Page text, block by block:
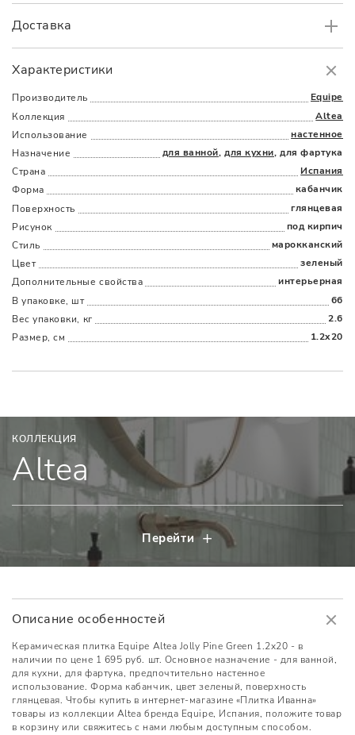
Характеристики
Производитель
Equipe
Коллекция
Altea
Использование
настенное
Назначение
для ванной,для кухни, для фартука
Страна
Испания
Форма
кабанчик
Поверхность
глянцевая
Рисунок
под кирпич
Стиль
марокканский
Цвет
зеленый
Дополнительные cвойства
интерьерная
В упаковке, шт
66
Вес упаковки, кг
2.6
Размер, см
1.2x20
Доставка
Доставка
НаличымиКартойПо счетуДолями
КОЛЛЕКЦИЯ
Altea
Перейти
Описание особенностей
Керамическая плитка Equipe Altea Jolly Pine Green 1.2x20 - в
наличии по цене 1 695 руб. шт. Основное назначение - для ванной,
для кухни, для фартука, предпочтительно настенное
использование. Форма кабанчик, цвет зеленый, поверхность
глянцевая. Чтобы купить в интернет-магазине «Плитка Иванна»
товары из коллекции Altea бренда Equipe, Испания, положите товар
в корзину или свяжитесь с нами любым доступным способом.